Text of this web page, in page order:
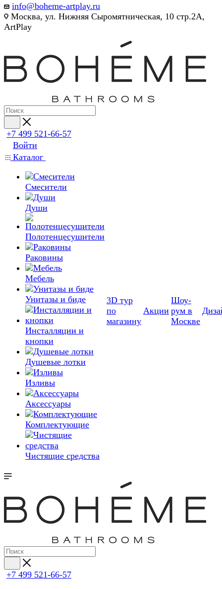
info@boheme-artplay.ru
Москва, ул. Нижняя Сыромятническая, 10 стр.2А,
ArtPlay
+7 499 521-66-57
Войти
Каталог
Смесители
Души
Полотенцесушители
Раковины
Мебель
Унитазы и биде
Инсталляции и
кнопки
Душевые лотки
Изливы
Аксессуары
Комплектующие
Чистящие средства
3D тур
по
магазину
Акции
Шоу-
рум в
Москве
+7 499 521-66-57